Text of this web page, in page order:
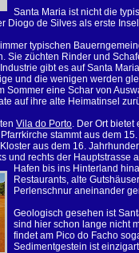
Santa Maria ist nicht die
Diogo de Silves als erste
typischen
Sie züchten Rinder und
gibt es auf Santa
und die wenigen werden
Sommer eine Schar von
auf ihre alte Heimatinsel
Vila do Porto. Der Ort bietet
stammt aus dem
aus dem 16.
und rechts der Hauptstrasse
Hafen bis ins Hinterland
Restaurants, alte
Perlenschnur aneinander
Geologisch gesehen ist
sind hier schon lange nicht
findet am Pico do Facho
Sedimentgestein ist